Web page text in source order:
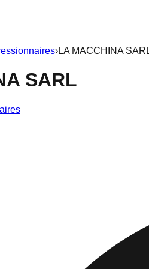
›LA MACCHINA
SARL